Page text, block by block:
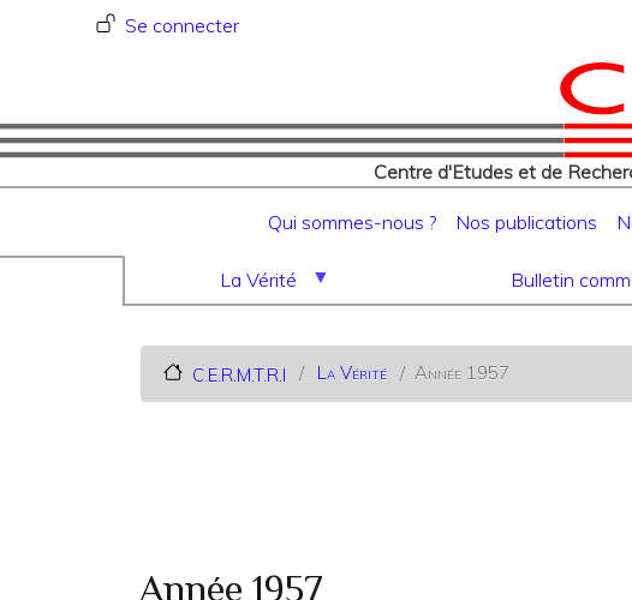
Menu du compte de l'utilisateur
Se connecter
Centre d'Etudes et de
Navigation principale
Qui sommes-nous ? Nos publications
La Vérité Bulletin
C.E.R.M.T.R.I La Vérité Année 1957
Année 1957